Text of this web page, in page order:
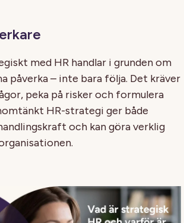
med HR handlar i grunden om
påverka – inte bara följa. Det kräver
peka på risker och formulera
HR-strategi ger både
och kan göra verklig